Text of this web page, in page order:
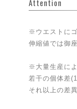
Attention
※ウエストに
伸縮値では御
※大量生産に
若干の個体差
それ以上の差